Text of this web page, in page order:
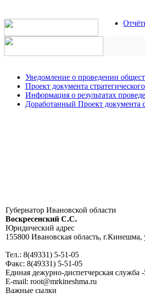
Уведомление о проведении
Проект документа
Информация о результатах
Доработанный Проект документа
Губернатор Ивановской области
Воскресенский C.C.
Юридический адрес
155800 Ивановская область,
Тел.: 8(49331) 5-51-05
Факс: 8(49331) 5-51-05
Единая дежурно-диспетчерская служба
E-mail: root@mrkineshma.ru
Важные сылки